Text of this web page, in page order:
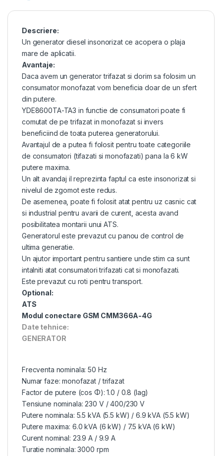
Descriere:
Un generator diesel insonorizat ce acopera o plaja
mare de aplicatii.
Avantaje:
Daca avem un generator trifazat si dorim sa folosim un
consumator monofazat vom beneficia doar de un sfert
din putere.
YDE8600TA-TA3 in functie de consumatori poate fi
comutat de pe trifazat in monofazat si invers
beneficiind de toata puterea generatorului.
Avantajul de a putea fi folosit pentru toate categoriile
de consumatori (tifazati si monofazati) pana la 6 kW
putere maxima.
Un alt avandaj il reprezinta faptul ca este insonorizat si
nivelul de zgomot este redus.
De asemenea, poate fi folosit atat pentru uz casnic cat
si industrial pentru avarii de curent, acesta avand
posibilitatea montarii unui ATS.
Generatorul este prevazut cu panou de control de
ultima generatie.
Un ajutor important pentru santiere unde stim ca sunt
intalniti atat consumatori trifazati cat si monofazati.
Este prevazut cu roti pentru transport.
Optional:
ATS
Modul conectare GSM CMM366A-4G
Date tehnice:
GENERATOR
Frecventa nominala: 50 Hz
Numar faze: monofazat / trifazat
Factor de putere (cos Φ): 1.0 / 0.8 (lag)
Tensiune nominala: 230 V / 400/230 V
Putere nominala: 5.5 kVA (5.5 kW) / 6.9 kVA (5.5 kW)
Putere maxima: 6.0 kVA (6 kW) / 7.5 kVA (6 kW)
Curent nominal: 23.9 A / 9.9 A
Turatie nominala: 3000 rpm